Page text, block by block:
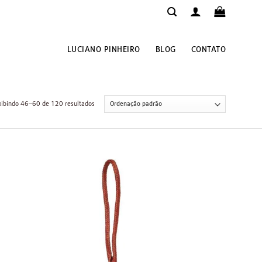
LUCIANO PINHEIRO BLOG CONTATO
46–60 de 120 resultados